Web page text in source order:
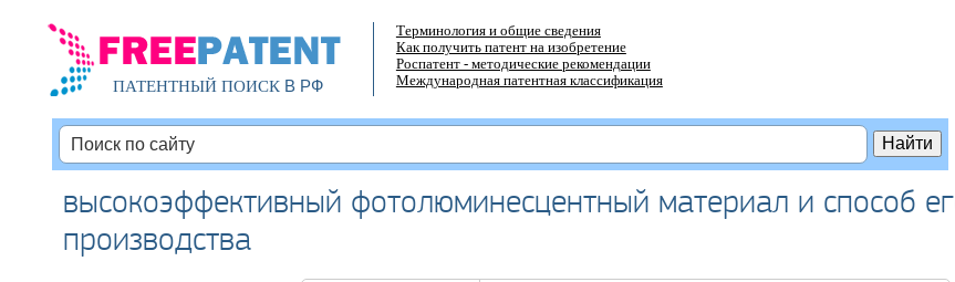
ПАТЕНТНЫЙ ПОИСКВ РФ
Терминология и общие сведения
Как получить патент на изобретение
Роспатент - методические рекомендации
Международная патентная классификация
высокоэффективный фотолюминесцентный материал и способ
производства